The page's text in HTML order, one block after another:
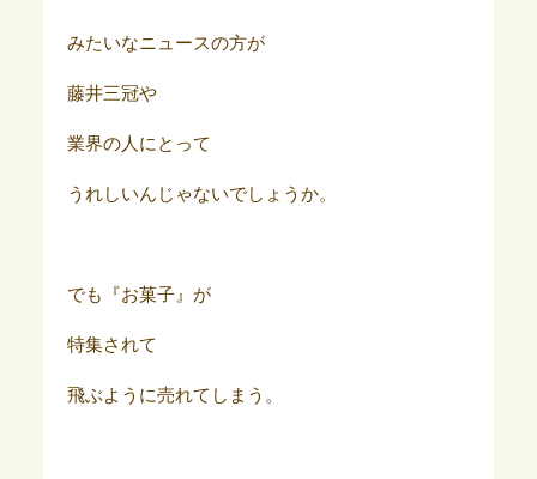
みたいなニュースの方が
藤井三冠や
業界の人にとって
うれしいんじゃないでしょうか。
でも『お菓子』が
特集されて
飛ぶように売れてしまう。